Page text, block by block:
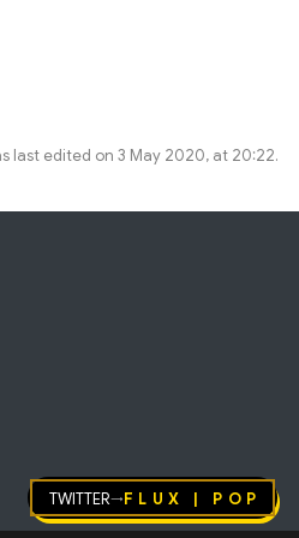
last edited on 3 May 2020, at 20:22.
Twitter→FLUX | pop